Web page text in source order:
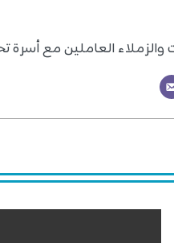
العاملين مع أسرة